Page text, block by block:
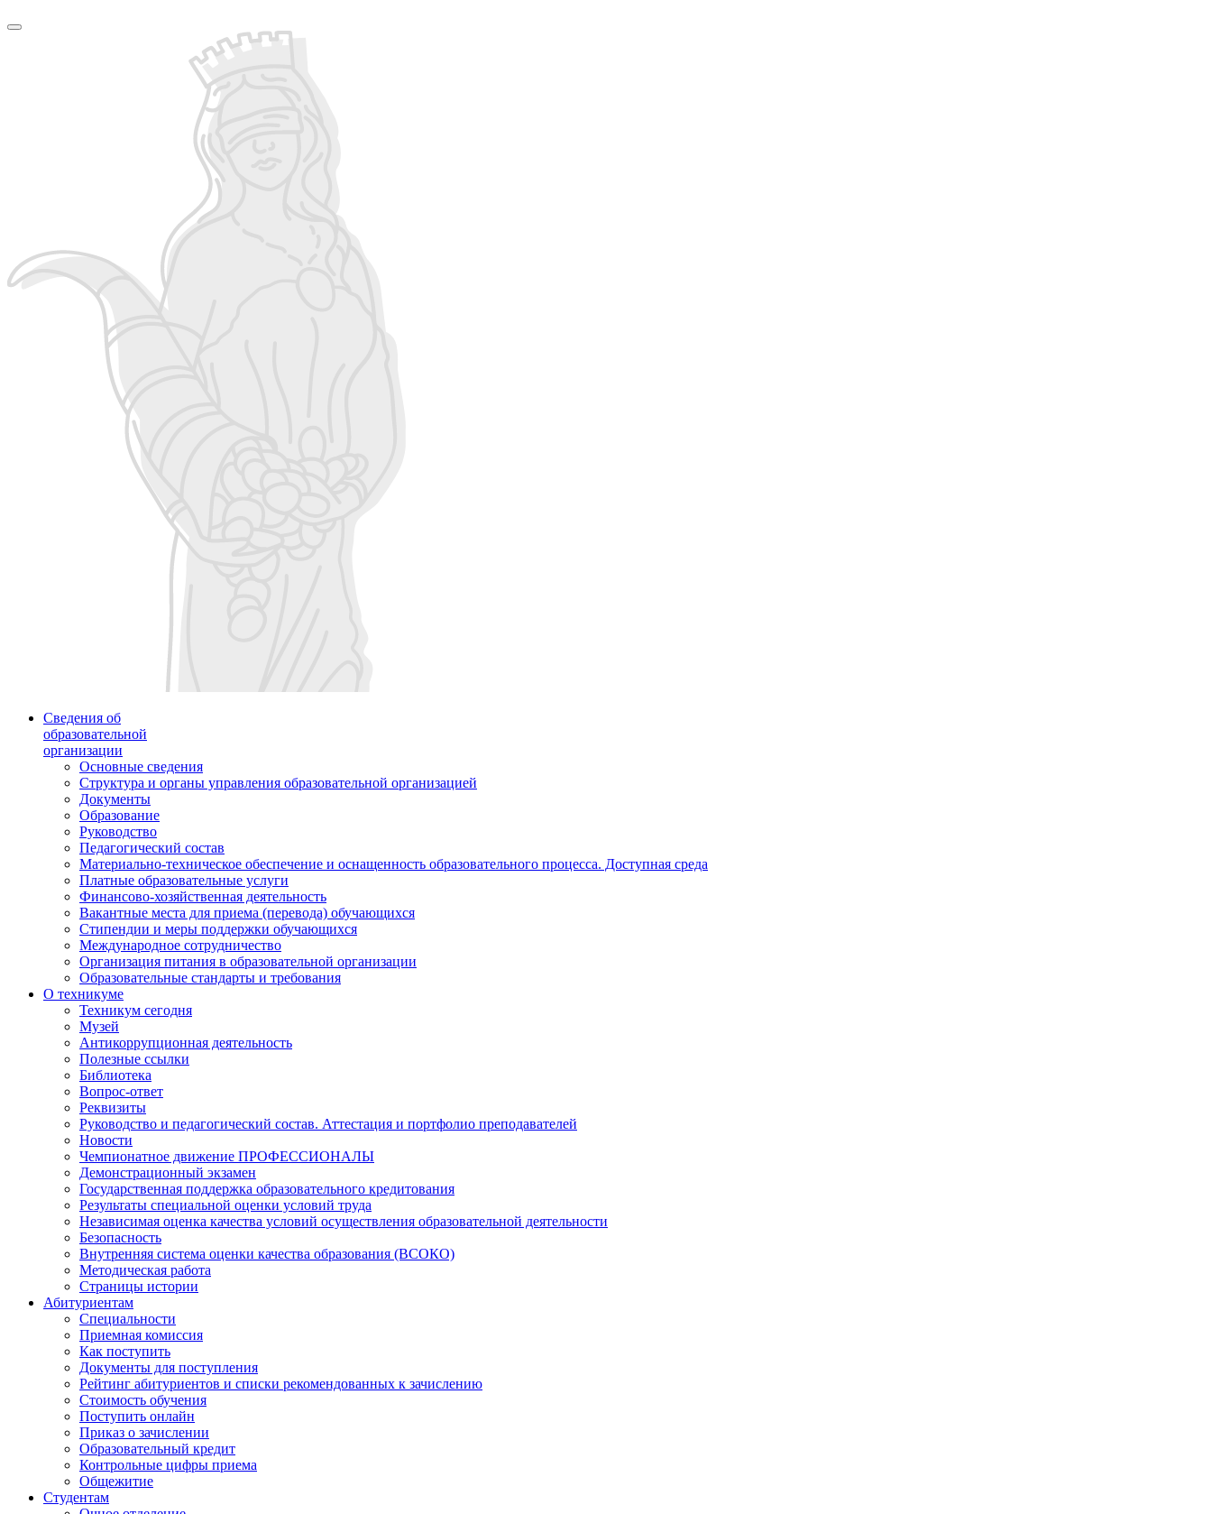
Сведения об
образовательной
организации
Основные сведения
Структура и органы управления образовательной организацией
Документы
Образование
Руководство
Педагогический состав
Материально-техническое обеспечение и оснащенность образовательного процесса. Доступная среда
Платные образовательные услуги
Финансово-хозяйственная деятельность
Вакантные места для приема (перевода) обучающихся
Стипендии и меры поддержки обучающихся
Международное сотрудничество
Организация питания в образовательной организации
Образовательные стандарты и требования
О техникуме
Техникум сегодня
Музей
Антикоррупционная деятельность
Полезные ссылки
Библиотека
Вопрос-ответ
Реквизиты
Руководство и педагогический состав. Аттестация и портфолио преподавателей
Новости
Чемпионатное движение ПРОФЕССИОНАЛЫ
Демонстрационный экзамен
Государственная поддержка образовательного кредитования
Результаты специальной оценки условий труда
Независимая оценка качества условий осуществления образовательной деятельности
Безопасность
Внутренняя система оценки качества образования (ВСОКО)
Методическая работа
Страницы истории
Абитуриентам
Специальности
Приемная комиссия
Как поступить
Документы для поступления
Рейтинг абитуриентов и списки рекомендованных к зачислению
Стоимость обучения
Поступить онлайн
Приказ о зачислении
Образовательный кредит
Контрольные цифры приема
Общежитие
Студентам